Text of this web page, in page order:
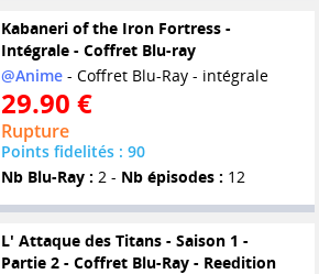
Kabaneri of the Iron Fortress -
Intégrale - Coffret Blu-ray
@Anime- Coffret Blu-Ray - intégrale
29.90 €
Rupture
Points fidelités : 90
Nb Blu-Ray : 2 - Nb épisodes : 12
L' Attaque des Titans - Saison 1 -
Partie 2 - Coffret Blu-Ray - Reedition